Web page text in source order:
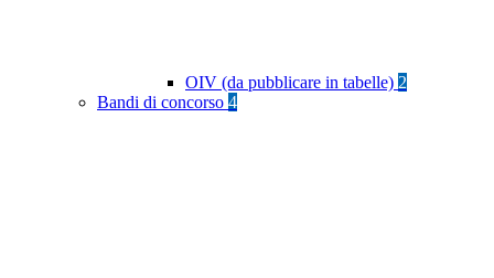
OIV (da pubblicare in tabelle) 2
Bandi di concorso 4